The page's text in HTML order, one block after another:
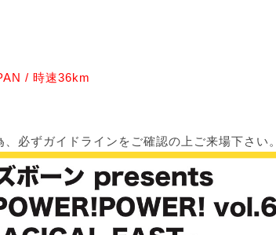
/ 時速36km
必ずガイドラインをご確認の上ご来場下さい。